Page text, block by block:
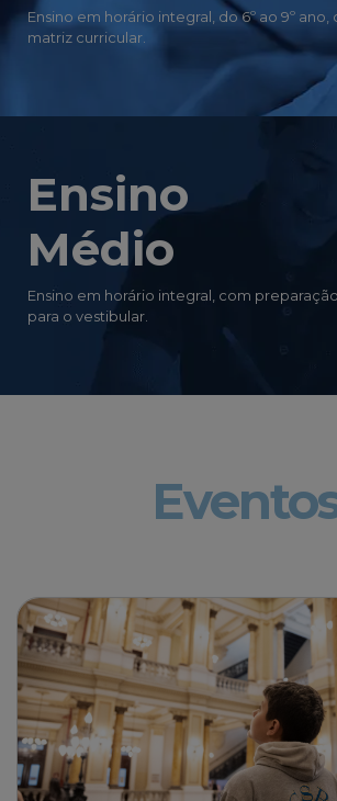
Ensino em horário integral, do 6º ao 9º
matriz curricular.
Ensino
Médio
Ensino em horário integral, com
para o vestibular.